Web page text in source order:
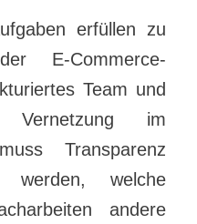
erfüllen zu
E-Commerce-
Team und
im
Transparenz
werden, welche
andere